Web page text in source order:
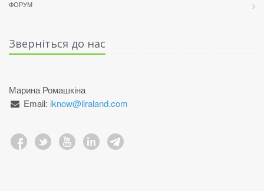
ФОРУМ
Зверніться до нас
Марина Ромашкіна
Email: iknow@liraland.com